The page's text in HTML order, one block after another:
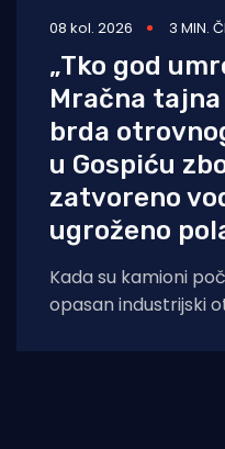
08 kol. 2026 3 MIN.
„Tko god
Mračna
brda
u Gospiću
zatvoreno
ugroženo
Kada su kamioni
opasan industrijski